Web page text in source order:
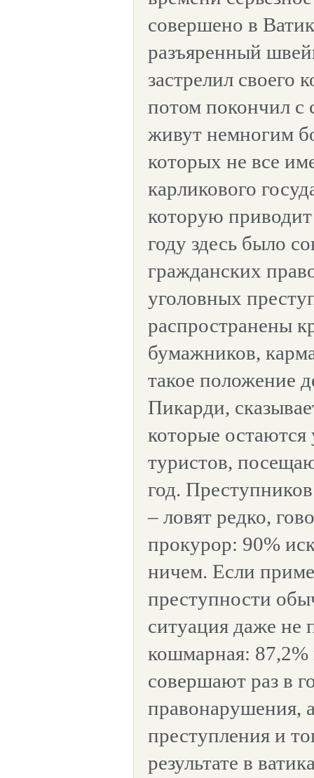
совершено в
разъяренный
застрелил своего
потом покончил с
живут немногим
которых не все
карликового
которую
году здесь было
гражданских
уголовных
распространены
бумажников,
такое положение
Пикарди,
которые
туристов,
год.
– ловят редко,
прокурор: 90%
ничем. Если
преступности
ситуация даже не
кошмарная: 87,2%
совершают раз в
правонарушения,
преступления и
результате в